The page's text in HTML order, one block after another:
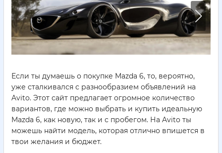
Если ты думаешь о покупке Mazda 6, то, вероятно,
уже сталкивался с разнообразием объявлений на
Avito. Этот сайт предлагает огромное количество
вариантов, где можно выбрать и купить идеальную
Mazda 6, как новую, так и с пробегом. На Avito ты
можешь найти модель, которая отлично впишется в
твои желания и бюджет.